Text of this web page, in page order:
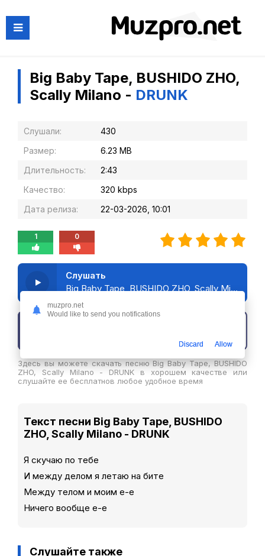
Big Baby Tape, BUSHIDO ZHO,
Scally Milano - DRUNK
Слушали:
430
Размер:
6.23 MB
Длительность:
2:43
Качество:
320 kbps
Дата релиза:
22-03-2026, 10:01
1 0
Слушать
Big Baby Tape, BUSHIDO ZHO, Scally Milano - DRUNK
Здесь вы можете скачать песню Big Baby Tape, BUSHIDO
ZHO, Scally Milano - DRUNK в хорошем качестве или
слушайте ее бесплатнов любое удобное время
Текст песни Big Baby Tape, BUSHIDO
ZHO, Scally Milano - DRUNK
Я скучаю по тебе
И между делом я летаю на бите
Между телом и моим е-е
Ничего вообще е-е
Слушайте также
muzpro.net
Would like to send you notifications
Discard Allow